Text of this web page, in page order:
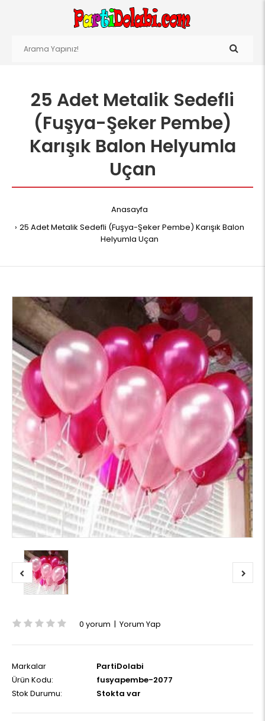
25 Adet Metalik Sedefli
(Fuşya-Şeker Pembe)
Karışık Balon Helyumla
Uçan
Anasayfa
25 Adet Metalik Sedefli (Fuşya-Şeker Pembe) Karışık Balon
Helyumla Uçan
0 yorum | Yorum Yap
Markalar
PartiDolabi
Ürün Kodu:
fusyapembe-2077
Stok Durumu:
Stokta var